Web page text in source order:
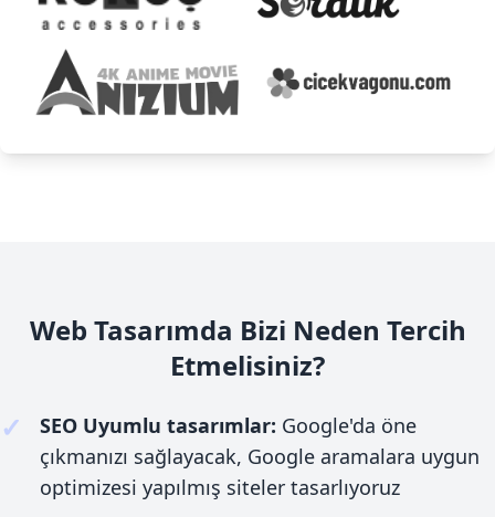
Web Tasarımda Bizi Neden Tercih
Etmelisiniz?
✓
SEO Uyumlu tasarımlar: Google'da öne
çıkmanızı sağlayacak, Google aramalara uygun
optimizesi yapılmış siteler tasarlıyoruz